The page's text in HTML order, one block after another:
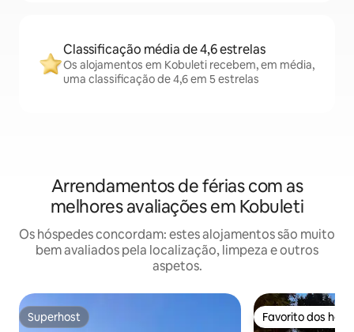
Classificação média de 4,6 estrelas
Os alojamentos em Kobuleti recebem, em média,
uma classificação de 4,6 em 5 estrelas
Arrendamentos de férias com as
melhores avaliações em Kobuleti
Os hóspedes concordam: estes alojamentos são muito
bem avaliados pela localização, limpeza e outros
aspetos.
Superhost
Superhost Favorito dos
Favorito dos